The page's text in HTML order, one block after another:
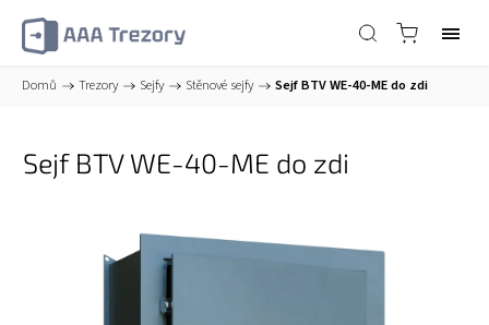
Domů / Trezory / Sejfy / Stěnové sejfy / Sejf BTV WE-40-ME do zdi
Sejf BTV WE-40-ME do zdi